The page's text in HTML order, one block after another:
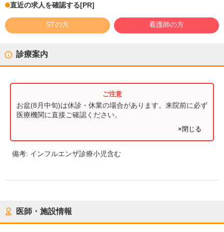
直近の求人を確認する[PR]
STの方 看護師の方
診療案内
お盆(8月中旬)は休診・休業の場合があります。来院前に必ず
医療機関に直接ご確認ください。
×閉じる
備考: インフルエンザ診療小児含む
医師・施設情報